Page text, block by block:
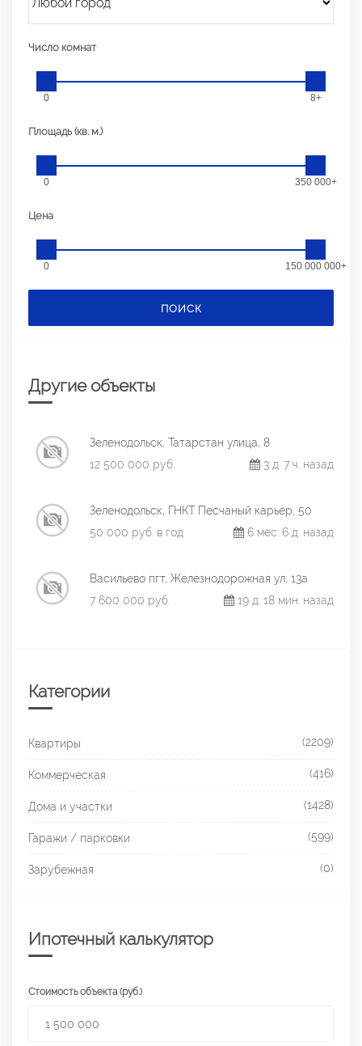
Число комнат
0 8+
Площадь (кв. м.)
0 350 000+
Цена
0 150 000 000+
ПОИСК
Другие объекты
Зеленодольск, Татарстан улица, 8
12 500 000 руб.
3 д. 7 ч. назад
Зеленодольск, ГНКТ Песчаный карьер, 50
50 000 руб. в год
6 мес. 6 д. назад
Васильево пгт, Железнодорожная ул, 13а
7 600 000 руб.
19 д. 18 мин. назад
Категории
Квартиры (2209)
Коммерческая (416)
Дома и участки (1428)
Гаражи / парковки (599)
Зарубежная (0)
Ипотечный калькулятор
Стоимость объекта (руб.)